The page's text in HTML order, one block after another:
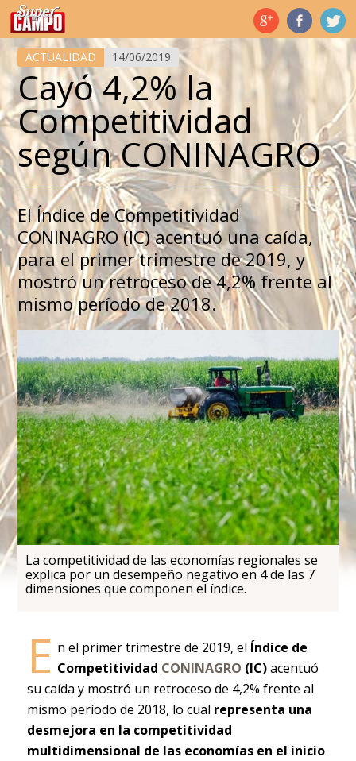
Temas de hoy
ACTUALIDAD 14/06/2019
Cayó 4,2% la
Competitividad
según CONINAGRO
El Índice de Competitividad
CONINAGRO (IC) acentuó una caída,
para el primer trimestre de 2019, y
mostró un retroceso de 4,2% frente al
mismo período de 2018.
La competitividad de las economías regionales se
explica por un desempeño negativo en 4 de las 7
dimensiones que componen el índice.
E n el primer trimestre de 2019, el Índice de
Competitividad CONINAGRO (IC)acentuó
su caída y mostró un retroceso de 4,2% frente al
mismo período de 2018, lo cual representa una
desmejora en la competitividad
multidimensional de las economías en el inicio